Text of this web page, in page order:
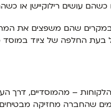
עושים רילוקיישן או
במקרים שהם משפצים
בעת החלפה של ציוד
– מהמוסדיים, דרך
שהחברה מחזיקה